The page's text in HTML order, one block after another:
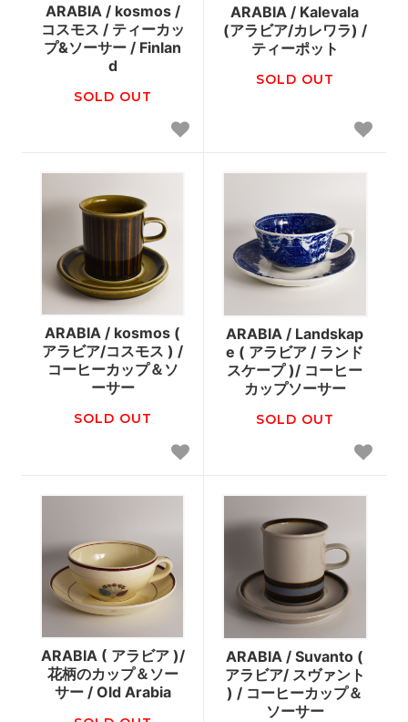
ARABIA / kosmos /
コスモス / ティーカッ
プ&ソーサー / Finlan
d
SOLD OUT
ARABIA / Kalevala
(アラビア/カレワラ) /
ティーポット
SOLD OUT
ARABIA / kosmos (
アラビア/コスモス ) /
コーヒーカップ＆ソ
ーサー
SOLD OUT
ARABIA / Landskap
e ( アラビア / ランド
スケープ )/ コーヒー
カップソーサー
SOLD OUT
ARABIA ( アラビア )/
花柄のカップ＆ソー
サー / Old Arabia
ARABIA / Suvanto (
アラビア/ スヴァント
) / コーヒーカップ＆
ソーサー